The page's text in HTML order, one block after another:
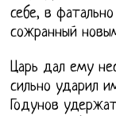
себе, в
сожранный
Царь дал ему
сильно ударил
Годунов